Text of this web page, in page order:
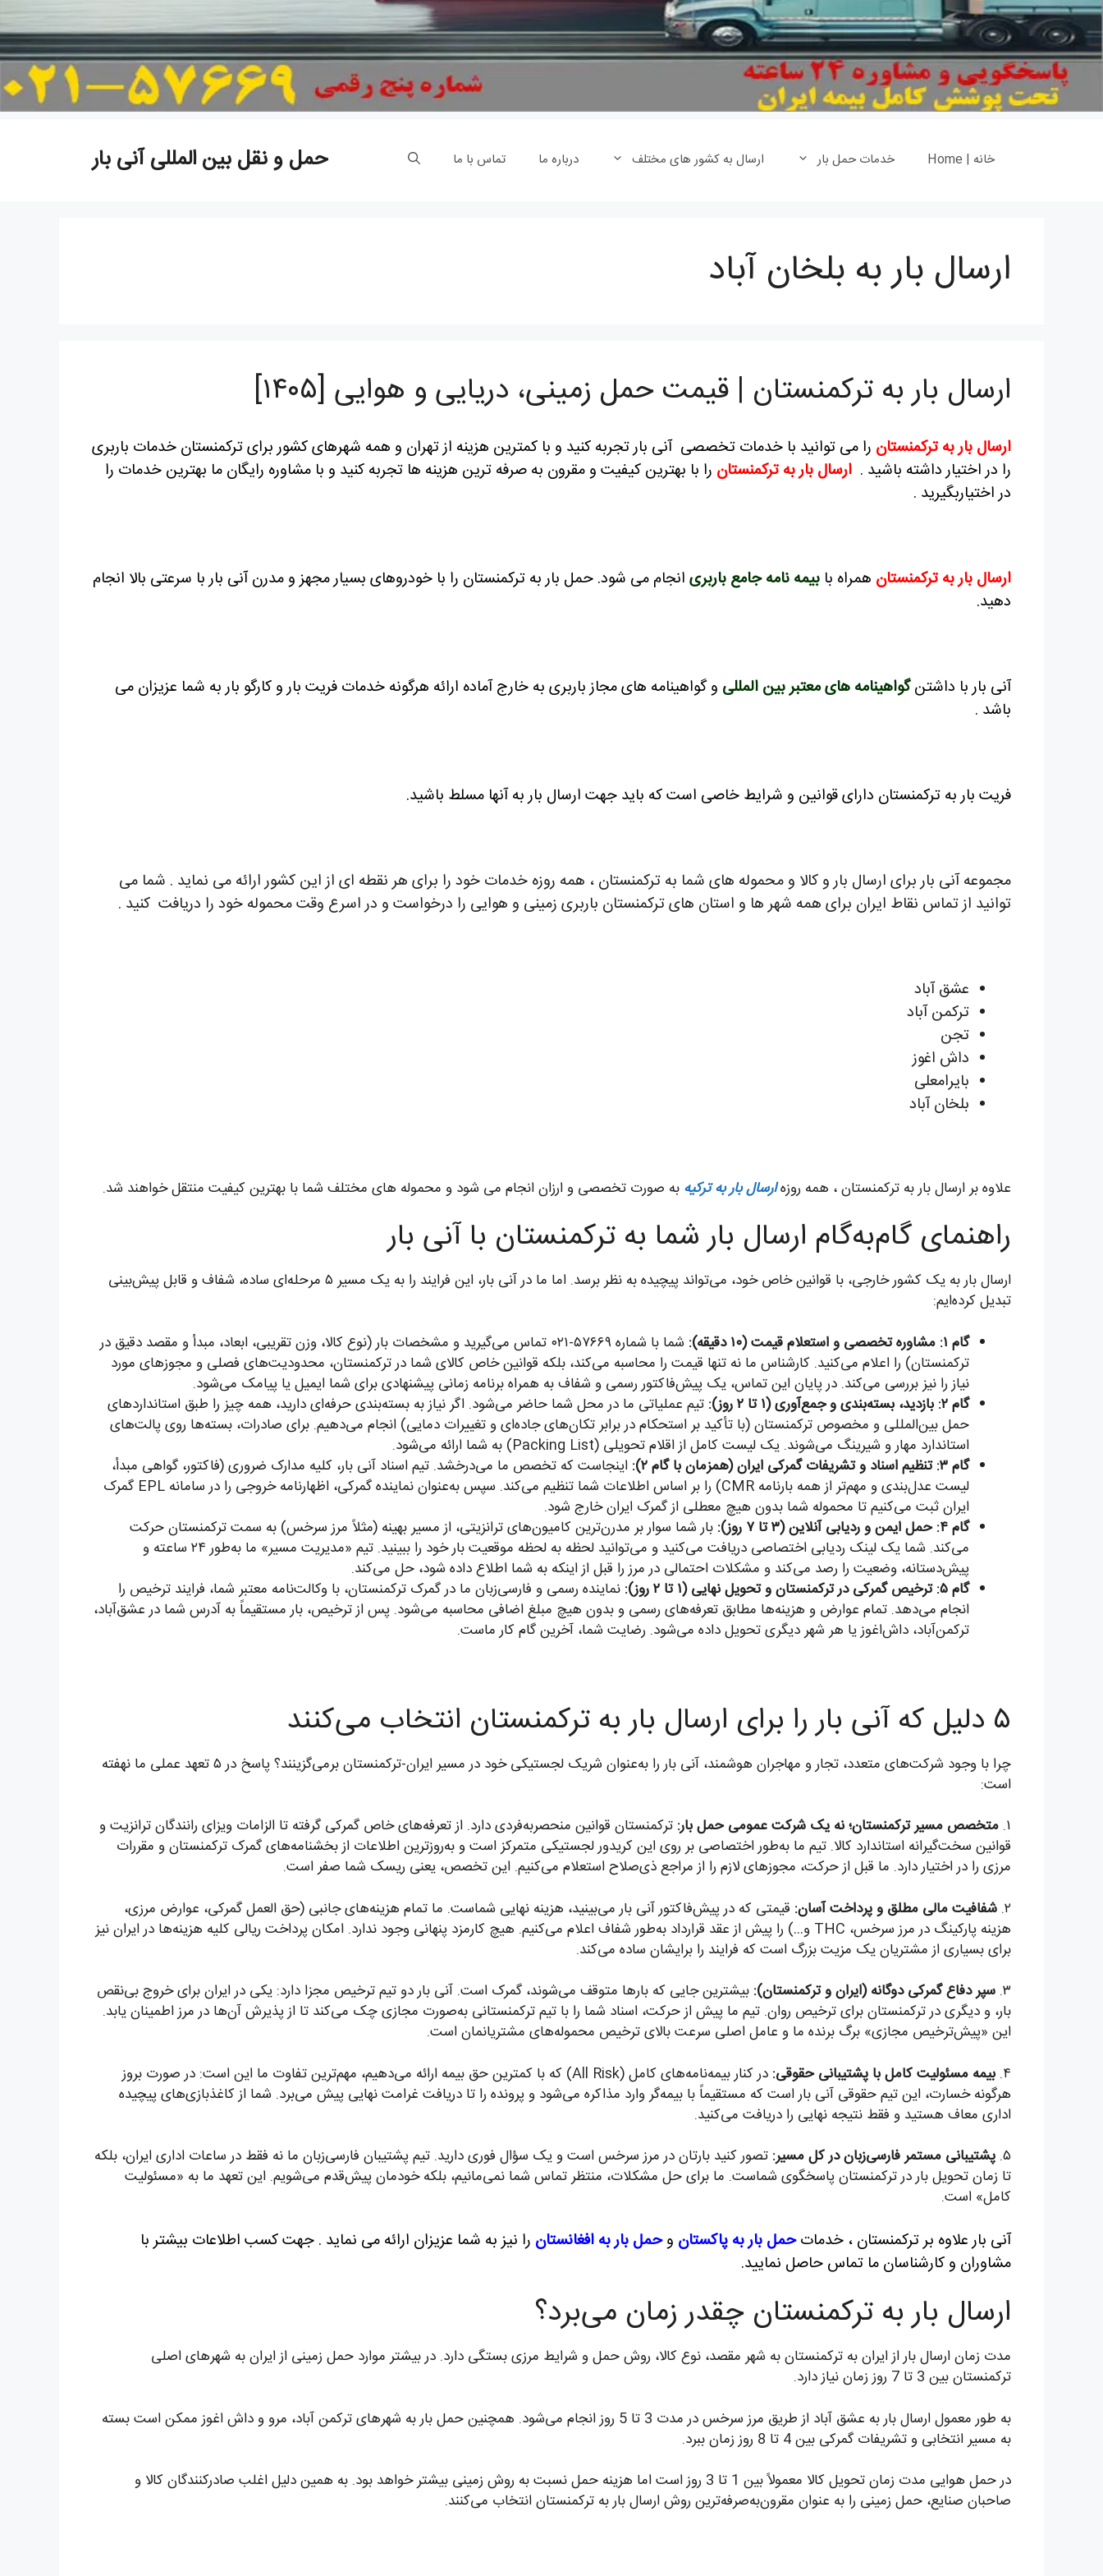
حمل و نقل بین المللی آنی بار خانه | Home خدمات حمل بار ارسال به کشور های مختلف درباره ما تماس با ما
ارسال بار به بلخان آباد
ارسال بار به ترکمنستان | قیمت حمل زمینی، دریایی و هوایی [۱۴۰۵]
ارسال بار به ترکمنستان را می توانید با خدمات تخصصی آنی بار تجربه کنید و با کمترین هزینه از تهران و همه شهرهای کشور برای ترکمنستان خدمات باربری
را در اختیار داشته باشید . ارسال بار به ترکمنستان را با بهترین کیفیت و مقرون به صرفه ترین هزینه ها تجربه کنید و با مشاوره رایگان ما بهترین خدمات را
در اختیاربگیرید .
ارسال بار به ترکمنستان همراه با بیمه نامه جامع باربری انجام می شود. حمل بار به ترکمنستان را با خودروهای بسیار مجهز و مدرن آنی بار با سرعتی بالا انجام
دهید.
آنی بار با داشتنگواهینامه های معتبر بین المللی و گواهینامه های مجاز باربری به خارج آماده ارائه هرگونه خدمات فریت بار و کارگو بار به شما عزیزان می
باشد .
فریت بار به ترکمنستان دارای قوانین و شرایط خاصی است که باید جهت ارسال بار به آنها مسلط باشید.
مجموعه آنی بار برای ارسال بار و کالا و محموله های شما به ترکمنستان ، همه روزه خدمات خود را برای هر نقطه ای از این کشور ارائه می نماید . شما می
توانید از تماس نقاط ایران برای همه شهر ها و استان های ترکمنستان باربری زمینی و هوایی را درخواست و در اسرع وقت محموله خود را دریافت کنید .
عشق آباد
ترکمن آباد
تجن
داش اغوز
بایرامعلی
بلخان آباد
علاوه بر ارسال بار به ترکمنستان ، همه روزهارسال بار به ترکیه به صورت تخصصی و ارزان انجام می شود و محموله های مختلف شما با بهترین کیفیت منتقل خواهند شد.
راهنمای گام‌به‌گام ارسال بار شما به ترکمنستان با آنی بار
ارسال بار به یک کشور خارجی، با قوانین خاص خود، می‌تواند پیچیده به نظر برسد. اما ما در آنی بار، این فرایند را به یک مسیر ۵ مرحله‌ای ساده، شفاف و قابل پیش‌بینی
تبدیل کرده‌ایم:
گام ۱: مشاوره تخصصی و استعلام قیمت (۱۰ دقیقه):
شما با شماره ۵۷۶۶۹-۰۲۱ تماس می‌گیرید و مشخصات بار (نوع کالا، وزن تقریبی، ابعاد، مبدأ و مقصد دقیق در
ترکمنستان) را اعلام می‌کنید. کارشناس ما نه تنها قیمت را محاسبه می‌کند، بلکه قوانین خاص کالای شما در ترکمنستان، محدودیت‌های فصلی و مجوزهای مورد
نیاز را نیز بررسی می‌کند. در پایان این تماس، یک پیش‌فاکتور رسمی و شفاف به همراه برنامه زمانی پیشنهادی برای شما ایمیل یا پیامک می‌شود.
گام ۲: بازدید، بسته‌بندی و جمع‌آوری (۱ تا ۲ روز):
تیم عملیاتی ما در محل شما حاضر می‌شود. اگر نیاز به بسته‌بندی حرفه‌ای دارید، همه چیز را طبق استانداردهای
حمل بین‌المللی و مخصوص ترکمنستان (با تأکید بر استحکام در برابر تکان‌های جاده‌ای و تغییرات دمایی) انجام می‌دهیم. برای صادرات، بسته‌ها روی پالت‌های
استاندارد مهار و شیرینگ می‌شوند. یک لیست کامل از اقلام تحویلی (Packing List) به شما ارائه می‌شود.
گام ۳: تنظیم اسناد و تشریفات گمرکی ایران (همزمان با گام ۲):
اینجاست که تخصص ما می‌درخشد. تیم اسناد آنی بار، کلیه مدارک ضروری (فاکتور، گواهی مبدأ،
لیست عدل‌بندی و مهم‌تر از همه بارنامه CMR) را بر اساس اطلاعات شما تنظیم می‌کند. سپس به‌عنوان نماینده گمرکی، اظهارنامه خروجی را در سامانه EPL گمرک
ایران ثبت می‌کنیم تا محموله شما بدون هیچ معطلی از گمرک ایران خارج شود.
گام ۴: حمل ایمن و ردیابی آنلاین (۳ تا ۷ روز):
بار شما سوار بر مدرن‌ترین کامیون‌های ترانزیتی، از مسیر بهینه (مثلاً مرز سرخس) به سمت ترکمنستان حرکت
می‌کند. شما یک لینک ردیابی اختصاصی دریافت می‌کنید و می‌توانید لحظه به لحظه موقعیت بار خود را ببینید. تیم «مدیریت مسیر» ما به‌طور ۲۴ ساعته و
پیش‌دستانه، وضعیت را رصد می‌کند و مشکلات احتمالی در مرز را قبل از اینکه به شما اطلاع داده شود، حل می‌کند.
گام ۵: ترخیص گمرکی در ترکمنستان و تحویل نهایی (۱ تا ۲ روز):
نماینده رسمی و فارسی‌زبان ما در گمرک ترکمنستان، با وکالت‌نامه معتبر شما، فرایند ترخیص را
انجام می‌دهد. تمام عوارض و هزینه‌ها مطابق تعرفه‌های رسمی و بدون هیچ مبلغ اضافی محاسبه می‌شود. پس از ترخیص، بار مستقیماً به آدرس شما در عشق‌آباد،
ترکمن‌آباد، داش‌اغوز یا هر شهر دیگری تحویل داده می‌شود. رضایت شما، آخرین گام کار ماست.
۵ دلیل که آنی بار را برای ارسال بار به ترکمنستان انتخاب می‌کنند
چرا با وجود شرکت‌های متعدد، تجار و مهاجران هوشمند، آنی بار را به‌عنوان شریک لجستیکی خود در مسیر ایران-ترکمنستان برمی‌گزینند؟ پاسخ در ۵ تعهد عملی ما نهفته
است:
۱. متخصص مسیر ترکمنستان؛ نه یک شرکت عمومی حمل بار: ترکمنستان قوانین منحصربه‌فردی دارد. از تعرفه‌های خاص گمرکی گرفته تا الزامات ویزای رانندگان ترانزیت و
قوانین سخت‌گیرانه استاندارد کالا. تیم ما به‌طور اختصاصی بر روی این کریدور لجستیکی متمرکز است و به‌روزترین اطلاعات از بخشنامه‌های گمرک ترکمنستان و مقررات
مرزی را در اختیار دارد. ما قبل از حرکت، مجوزهای لازم را از مراجع ذی‌صلاح استعلام می‌کنیم. این تخصص، یعنی ریسک شما صفر است.
۲. شفافیت مالی مطلق و پرداخت آسان: قیمتی که در پیش‌فاکتور آنی بار می‌بینید، هزینه نهایی شماست. ما تمام هزینه‌های جانبی (حق العمل گمرکی، عوارض مرزی،
هزینه پارکینگ در مرز سرخس، THC و…) را پیش از عقد قرارداد به‌طور شفاف اعلام می‌کنیم. هیچ کارمزد پنهانی وجود ندارد. امکان پرداخت ریالی کلیه هزینه‌ها در ایران نیز
برای بسیاری از مشتریان یک مزیت بزرگ است که فرایند را برایشان ساده می‌کند.
۳. سپر دفاع گمرکی دوگانه (ایران و ترکمنستان): بیشترین جایی که بارها متوقف می‌شوند، گمرک است. آنی بار دو تیم ترخیص مجزا دارد: یکی در ایران برای خروج بی‌نقص
بار، و دیگری در ترکمنستان برای ترخیص روان. تیم ما پیش از حرکت، اسناد شما را با تیم ترکمنستانی به‌صورت مجازی چک می‌کند تا از پذیرش آن‌ها در مرز اطمینان یابد.
این «پیش‌ترخیص مجازی» برگ برنده ما و عامل اصلی سرعت بالای ترخیص محموله‌های مشتریانمان است.
۴. بیمه مسئولیت کامل با پشتیبانی حقوقی:
در کنار بیمه‌نامه‌های کامل (All Risk) که با کمترین حق بیمه ارائه می‌دهیم، مهم‌ترین تفاوت ما این است: در صورت بروز
هرگونه خسارت، این تیم حقوقی آنی بار است که مستقیماً با بیمه‌گر وارد مذاکره می‌شود و پرونده را تا دریافت غرامت نهایی پیش می‌برد. شما از کاغذبازی‌های پیچیده
اداری معاف هستید و فقط نتیجه نهایی را دریافت می‌کنید.
۵. پشتیبانی مستمر فارسی‌زبان در کل مسیر: تصور کنید بارتان در مرز سرخس است و یک سؤال فوری دارید. تیم پشتیبان فارسی‌زبان ما نه فقط در ساعات اداری ایران، بلکه
تا زمان تحویل بار در ترکمنستان پاسخگوی شماست. ما برای حل مشکلات، منتظر تماس شما نمی‌مانیم، بلکه خودمان پیش‌قدم می‌شویم. این تعهد ما به «مسئولیت
کامل» است.
آنی بار علاوه بر ترکمنستان ، خدماتحمل بار به پاکستان وحمل بار به افغانستان را نیز به شما عزیزان ارائه می نماید . جهت کسب اطلاعات بیشتر با
مشاوران و کارشناسان ما تماس حاصل نمایید.
ارسال بار به ترکمنستان چقدر زمان می‌برد؟
مدت زمان ارسال بار از ایران به ترکمنستان به شهر مقصد، نوع کالا، روش حمل و شرایط مرزی بستگی دارد. در بیشتر موارد حمل زمینی از ایران به شهرهای اصلی
ترکمنستان بین 3 تا 7 روز زمان نیاز دارد.
به طور معمول ارسال بار به عشق آباد از طریق مرز سرخس در مدت 3 تا 5 روز انجام می‌شود. همچنین حمل بار به شهرهای ترکمن آباد، مرو و داش اغوز ممکن است بسته
به مسیر انتخابی و تشریفات گمرکی بین 4 تا 8 روز زمان ببرد.
در حمل هوایی مدت زمان تحویل کالا معمولاً بین 1 تا 3 روز است اما هزینه حمل نسبت به روش زمینی بیشتر خواهد بود. به همین دلیل اغلب صادرکنندگان کالا و
صاحبان صنایع، حمل زمینی را به عنوان مقرون‌به‌صرفه‌ترین روش ارسال بار به ترکمنستان انتخاب می‌کنند.